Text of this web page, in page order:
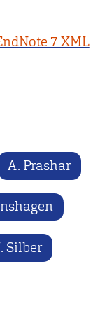
7 XML
A. Prashar
Silber